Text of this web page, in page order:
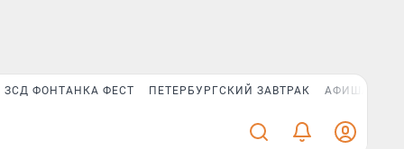
ЗСД ФОНТАНКА ФЕСТ ПЕТЕРБУРГСКИЙ ЗАВТРАК АФИША PLUS